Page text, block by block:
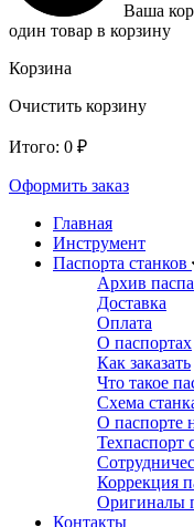
Ваша
один товар в корзину
Корзина
Очистить корзину
Итого: 0 ₽
Оформить заказ
Главная
Инструмент
Паспорта станков
Архив
Доставка
Оплата
О паспортах
Как заказать
Что такое
Схема
О паспорте
Техпаспорт
Коррекция
Оригиналы
Контакты